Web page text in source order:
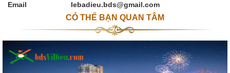
Email lebadieu.bds@gmail.com
CÓ THỂ BẠN QUAN TÂM